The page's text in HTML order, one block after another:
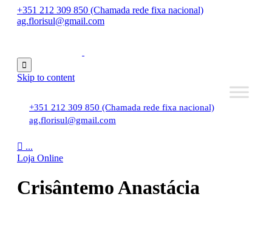
+351 212 309 850 (Chamada rede fixa nacional)
ag.florisul@gmail.com

Skip to content
+351 212 309 850 (Chamada rede fixa nacional)
ag.florisul@gmail.com
 ...
Loja Online
Crisântemo Anastácia